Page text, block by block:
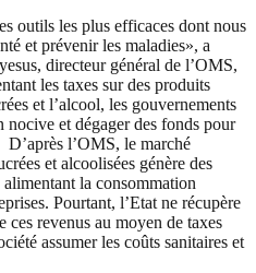
outils les plus efficaces dont nous
et prévenir les maladies», a
directeur général de l’OMS,
les taxes sur des produits
et l’alcool, les gouvernements
et dégager des fonds pour
D’après l’OMS, le marché
et alcoolisées génère des
la consommation
Pourtant, l’Etat ne récupère
ces revenus au moyen de taxes
assumer les coûts sanitaires et